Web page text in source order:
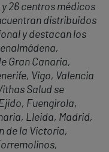
26 centros médicos
distribuidos
y destacan los
Gran Canaria,
Vigo, Valencia
Salud se
Fuengirola,
Lleida, Madrid,
de la Victoria,